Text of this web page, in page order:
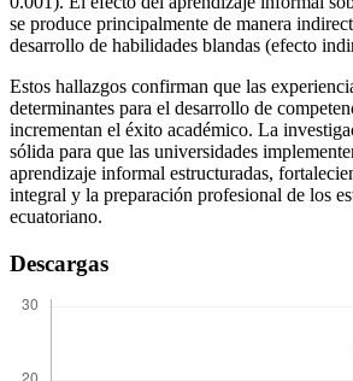
se produce principalmente de manera
desarrollo de habilidades blandas (efecto
Estos hallazgos confirman que las
determinantes para el desarrollo de
incrementan el éxito académico. La
sólida para que las universidades
aprendizaje informal estructuradas,
integral y la preparación profesional de los
ecuatoriano.
Descargas